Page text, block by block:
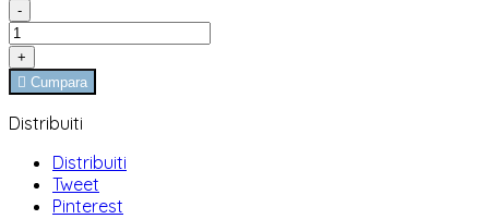
-
+
 Cumpara
Distribuiti
Distribuiti
Tweet
Pinterest